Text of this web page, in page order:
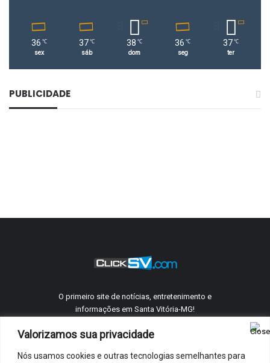
Valorizamos sua privacidade
Nós usamos cookies e outras tecnologias semelhantes para
36 ℃
sex
37 ℃
sáb
38 ℃
dom
36 ℃
seg
37 ℃
ter
PUBLICIDADE
O primeiro site de notícias, entretenimento e
informações em Santa Vitória-MG!
©ClickSV2005 - 2026 Todos os direitos reservados.